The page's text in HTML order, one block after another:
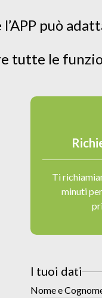
l’APP può
tutte le
Ti
minuti
I tuoi dati
Nome e